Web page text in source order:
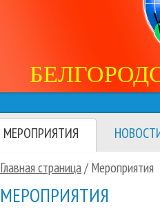
МЕРОПРИЯТИЯ
Главная страница/ Мероприятия
МЕРОПРИЯТИЯ